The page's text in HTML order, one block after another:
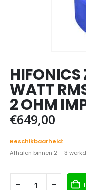
WATT
2 OHM
€649,00
Beschikbaarheid:
Afhalen binnen 2 – 3